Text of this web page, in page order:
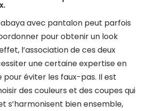
avec pantalon peut parfois
pour obtenir un look
l’association de ces deux
une certaine expertise en
éviter les faux-pas. Il est
des couleurs et des coupes qui
s’harmonisent bien ensemble,